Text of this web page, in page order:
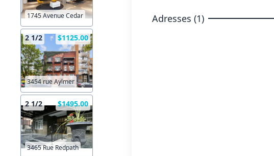
1745 Avenue Cedar
2 1/2 $1125.00
3454 rue Aylmer
2 1/2 $1495.00
3465 Rue Redpath
Adresses (1)